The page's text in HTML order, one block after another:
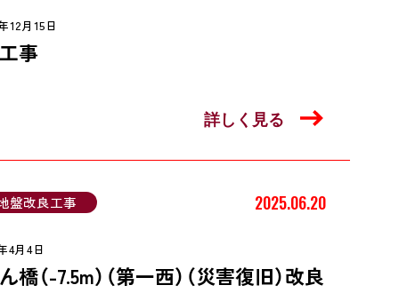
12月15日
事
詳しく見る
盤改良工事 2025.06.20
4月4日
（-7.5m）（第一西）（災害復旧）改良